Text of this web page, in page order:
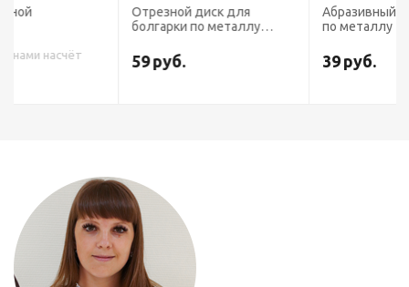
Отрезной диск для
болгарки по металлу
59руб.
Абразивный круг отрезной
по металлу 125х2,5х22